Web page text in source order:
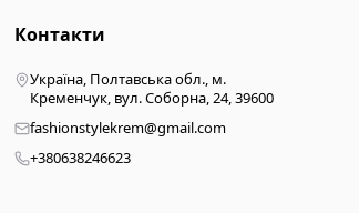
Контакти
Україна, Полтавська обл., м.
Кременчук, вул. Соборна, 24, 39600
fashionstylekrem@gmail.com
+380638246623